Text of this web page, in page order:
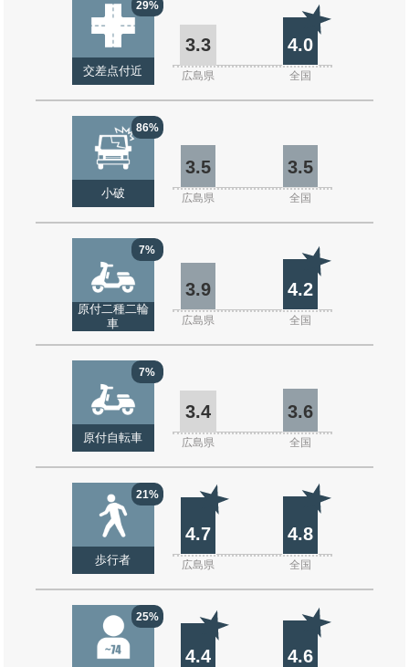
29%
交差点付近
3.3 4.0
広島県 全国
86%
小破
3.5 3.5
広島県 全国
7%
原付二種二輪
車
3.9 4.2
広島県 全国
7%
原付自転車
3.4 3.6
広島県 全国
21%
歩行者
4.7 4.8
広島県 全国
25%
4.4 4.6